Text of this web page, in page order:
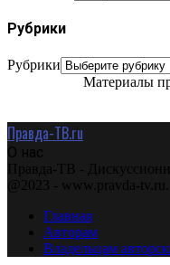
Рубрики
Рубрики
Материалы
Правда-ТВ.ru
О нас
Правда-ТВ -
@2023 - www.pravda-
Главная
Авторам
Владельцам